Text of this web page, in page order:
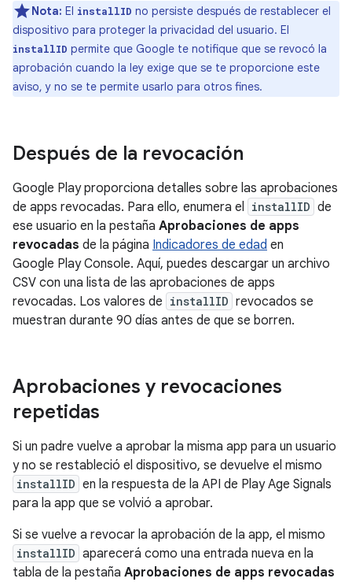
Nota: El installID no persiste después de restablecer el
dispositivo para proteger la privacidad del usuario. El
installID permite que Google te notifique que se revocó la
aprobación cuando la ley exige que se te proporcione este
aviso, y no se te permite usarlo para otros fines.
Después de la revocación
Google Play proporciona detalles sobre las aprobaciones
de apps revocadas. Para ello, enumera el installID de
ese usuario en la pestaña Aprobaciones de apps
revocadas de la página Indicadores de edad en
Google Play Console. Aquí, puedes descargar un archivo
CSV con una lista de las aprobaciones de apps
revocadas. Los valores de installID revocados se
muestran durante 90 días antes de que se borren.
Aprobaciones y revocaciones
repetidas
Si un padre vuelve a aprobar la misma app para un usuario
y no se restableció el dispositivo, se devuelve el mismo
installID en la respuesta de la API de Play Age Signals
para la app que se volvió a aprobar.
Si se vuelve a revocar la aprobación de la app, el mismo
installID aparecerá como una entrada nueva en la
tabla de la pestaña Aprobaciones de apps revocadas